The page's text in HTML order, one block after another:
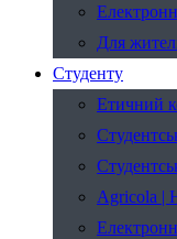
Для
Студенту
Етичний
Agricola |